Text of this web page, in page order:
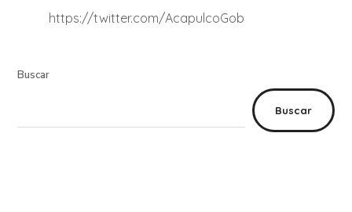
https://twitter.com/AcapulcoGob
Buscar
Buscar